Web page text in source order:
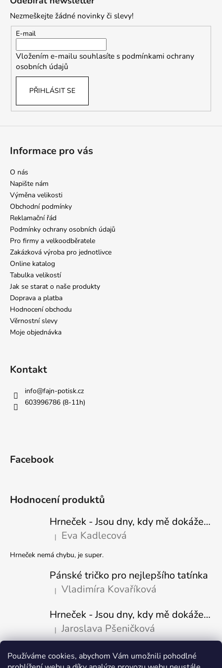
Používáme cookies, abychom Vám umožnili pohodlné
Nezmeškejte žádné novinky či slevy!
E-mail
Vložením e-mailu souhlasíte s podmínkami ochrany
osobních údajů
PŘIHLÁSIT SE
Informace pro vás
O nás
Napište nám
Výměna velikosti
Obchodní podmínky
Reklamační řád
Podmínky ochrany osobních údajů
Pro firmy a velkoodběratele
Zakázková výroba pro jednotlivce
Online katalog
Tabulka velikostí
Jak se starat o naše produkty
Doprava a platba
Hodnocení obchodu
Věrnostní slevy
Moje objednávka
Kontakt
info@fajn-potisk.cz
603996786 (8-11h)
Facebook
Hodnocení produktů
Hrneček - Jsou dny, kdy mě dokáže nasrat i vzduch - Sova
Hodnocení produktu je 5 z 5 hvězdiček.
| Eva Kadlecová
Hrneček nemá chybu, je super.
Pánské tričko pro nejlepšího tatínka
Hodnocení produktu je 5 z 5 hvězdiček.
| Vladimíra Kovaříková
Hrneček - Jsou dny, kdy mě dokáže nasrat i vzduch-naštvaný pejsek
Hodnocení produktu je 5 z 5 hvězdiček.
| Jaroslava Pšeničková
Přijímáme online platby